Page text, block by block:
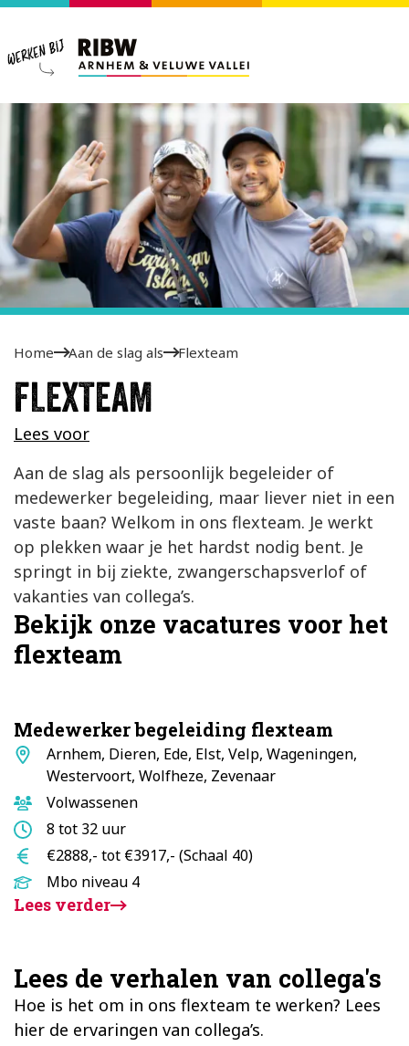
Home Aan de slag als Flexteam
FLEXTEAM
Lees voor
Aan de slag als persoonlijk begeleider of
medewerker begeleiding, maar liever niet in een
vaste baan? Welkom in ons flexteam. Je werkt
op plekken waar je het hardst nodig bent. Je
springt in bij ziekte, zwangerschapsverlof of
vakanties van collega’s.
Bekijk onze vacatures voor het
flexteam
Medewerker begeleiding flexteam
Standplaats
Arnhem, Dieren, Ede, Elst, Velp, Wageningen,
Westervoort, Wolfheze, Zevenaar
Doelgroep
Volwassenen
Aantal
uur
8 tot 32 uur
Salaris€2888,- tot €3917,- (Schaal 40)
Opleidingsniveau
Mbo niveau 4
Lees verder
Lees de verhalen van collega's
Hoe is het om in ons flexteam te werken? Lees
hier de ervaringen van collega’s.